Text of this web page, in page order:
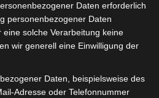
Daten erforderlich
personenbezogener Daten
solche Verarbeitung keine
wir generell eine Einwilligung der
Daten, beispielsweise des
Adresse oder Telefonnummer